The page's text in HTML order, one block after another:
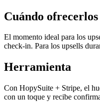
Cuándo ofrecerlos
El momento ideal para los
check-in. Para los upsells
Herramienta
Con HopySuite + Stripe, el
con un toque y recibe